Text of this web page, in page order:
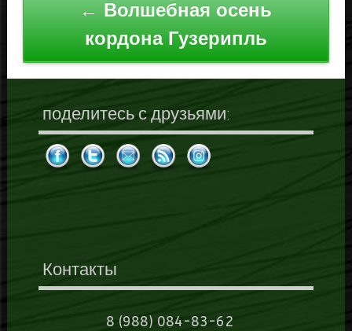
← Волшебная осень
кордона Гузерипль
поделитесь с друзьями:
Контакты
8 (988) 084-83-62